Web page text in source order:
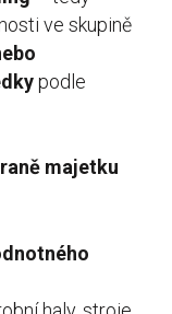
ve skupině
podle
majetku